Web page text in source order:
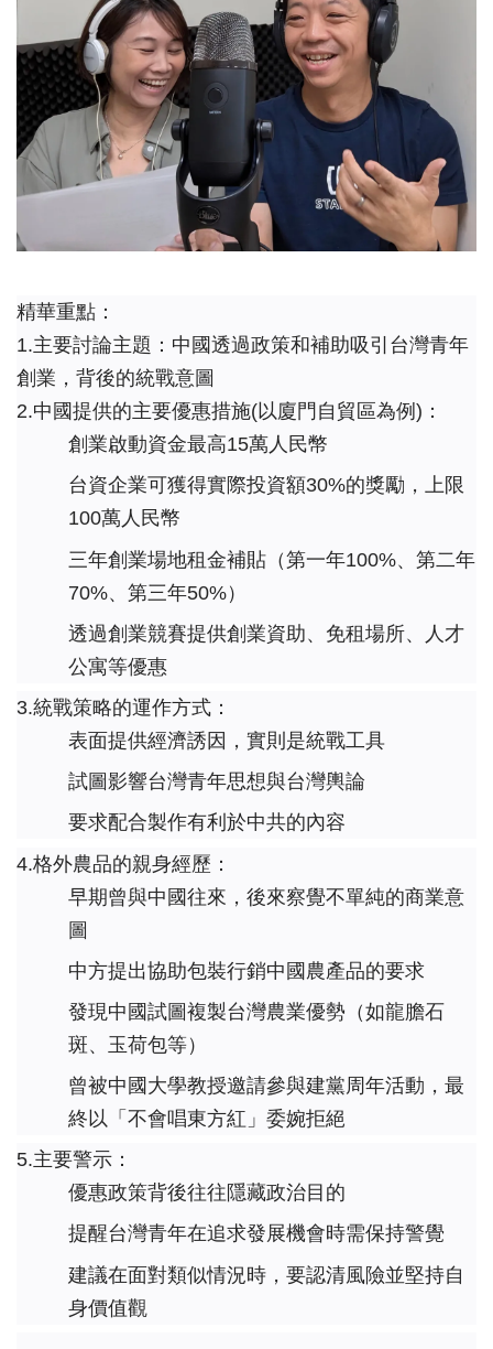
精華重點：
1.主要討論主題：中國透過政策和補助吸引台灣青年
創業，背後的統戰意圖
2.中國提供的主要優惠措施(以廈門自貿區為例)：
創業啟動資金最高15萬人民幣
台資企業可獲得實際投資額30%的獎勵，上限
100萬人民幣
三年創業場地租金補貼（第一年100%、第二年
70%、第三年50%）
透過創業競賽提供創業資助、免租場所、人才
公寓等優惠
3.統戰策略的運作方式：
表面提供經濟誘因，實則是統戰工具
試圖影響台灣青年思想與台灣輿論
要求配合製作有利於中共的內容
4.格外農品的親身經歷：
早期曾與中國往來，後來察覺不單純的商業意
圖
中方提出協助包裝行銷中國農產品的要求
發現中國試圖複製台灣農業優勢（如龍膽石
斑、玉荷包等）
曾被中國大學教授邀請參與建黨周年活動，最
終以「不會唱東方紅」委婉拒絕
5.主要警示：
優惠政策背後往往隱藏政治目的
提醒台灣青年在追求發展機會時需保持警覺
建議在面對類似情況時，要認清風險並堅持自
身價值觀